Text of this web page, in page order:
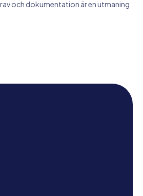
och dokumentation är en utmaning